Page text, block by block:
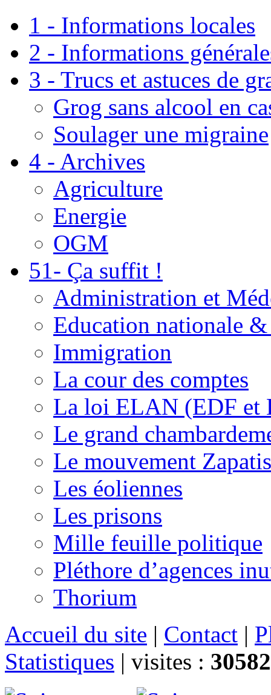
1 - Informations locales
2 - Informations
3 - Trucs et astuces de
Grog sans alcool en
Soulager une migraine
4 - Archives
Agriculture
Energie
OGM
51- Ça suffit !
Administration et
Education nationale
Immigration
La cour des comptes
La loi ELAN (EDF et
Le grand
Le mouvement
Les éoliennes
Les prisons
Mille feuille politique
Pléthore d’agences
Thorium
Accueil du site | Contact |
Statistiques | visites :